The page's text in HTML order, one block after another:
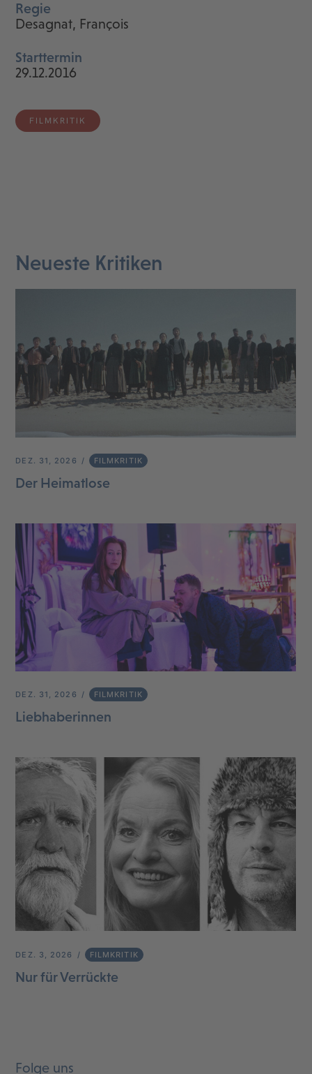
Regie
Desagnat, François
Starttermin
29.12.2016
FILMKRITIK
Neueste Kritiken
DEZ. 31, 2026 FILMKRITIK
Der Heimatlose
DEZ. 31, 2026 FILMKRITIK
Liebhaberinnen
DEZ. 3, 2026 FILMKRITIK
Nur für Verrückte
Folge uns